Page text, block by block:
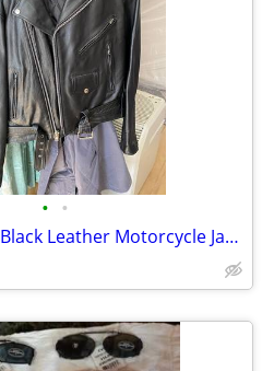
• •
X-Element Mens Black Leather Motorcycle Jacket Size 46